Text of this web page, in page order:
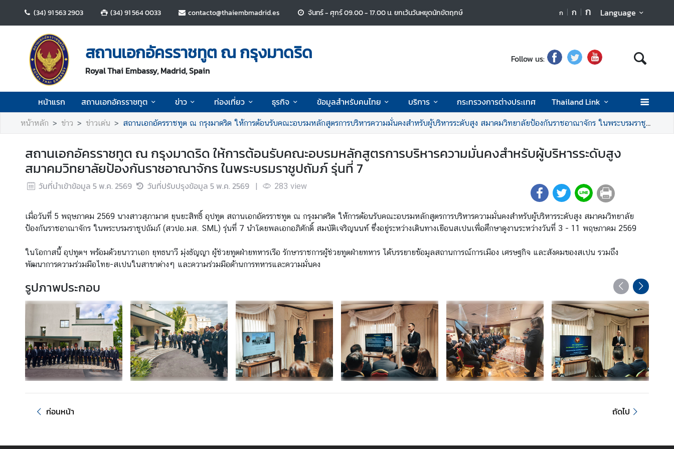
(34) 91 563 2903 (34) 91 564 0033 contacto@thaiembmadrid.es จันทร์ - ศุกร์ 09.00 - 17.00 น.ยกเว้นวันหยุดนักขัตฤกษ์ ก ก ก Language
สถานเอกอัครราชทูต ณ กรุงมาดริด
Royal Thai Embassy, Madrid, Spain
Follow us:
หน้าแรก สถานเอกอัครราชทูต ข่าว ท่องเที่ยว ธุรกิจ ข้อมูลสำหรับคนไทย บริการ กระทรวงการต่างประเทศ Thailand Link
ก
ส
ถ
น
อ
ก
ค
ร
ร
า
ช
ทู
ต
ว
ท่
อ
ง
ว
หน้าหลัก ข่าว ข่าวเด่น สถานเอกอัครราชทูต ณ กรุงมาดริด ให้การต้อนรับคณะอบรมหลักสูตรการบริหารความมั่นคงสำหรับผู้บริหารระดับสูง สมาคมวิทยาลัยป้องกันราชอาณาจักร ในพระบรมราชูปถัมภ์ รุ่นที่ 7
สถานเอกอัครราชทูต ณ กรุงมาดริด ให้การต้อนรับคณะอบรมหลักสูตรการบริหารความมั่นคงสำหรับผู้บริหารระดับสูง
สมาคมวิทยาลัยป้องกันราชอาณาจักร ในพระบรมราชูปถัมภ์ รุ่นที่ 7
วันที่นำเข้าข้อมูล 5 พ.ค. 2569 วันที่ปรับปรุงข้อมูล 5 พ.ค. 2569 | 283 view
เมื่อวันที่ 5 พฤษภาคม 2569 นางสาวสุภามาศ ยุนยะสิทธิ์ อุปทูต สถานเอกอัครราชทูต ณ กรุงมาดริด ให้การต้อนรับคณะอบรมหลักสูตรการบริหารความมั่นคงสำหรับผู้บริหารระดับสูง สมาคมวิทยาลัย
ป้องกันราชอาณาจักร ในพระบรมราชูปถัมภ์ (สวปอ.มส. SML) รุ่นที่ 7 นำโดยพลเอกอภิศักดิ์ สมบัติเจริญนนท์ ซึ่งอยู่ระหว่างเดินทางเยือนสเปนเพื่อศึกษาดูงานระหว่างวันที่ 3 - 11 พฤษภาคม 2569
ในโอกาสนี้ อุปทูตฯ พร้อมด้วยนาวาเอก ยุทธนาวี มุ่งธัญญา ผู้ช่วยทูตฝ่ายทหารเรือ รักษาราชการผู้ช่วยทูตฝ่ายทหาร ได้บรรยายข้อมูลสถานการณ์การเมือง เศรษฐกิจ และสังคมของสเปน รวมถึง
พัฒนาการความร่วมมือไทย-สเปนในสาขาต่างๆ และความร่วมมือด้านการทหารและความมั่นคง
รูปภาพประกอบ
ก่อนหน้า ถัดไป